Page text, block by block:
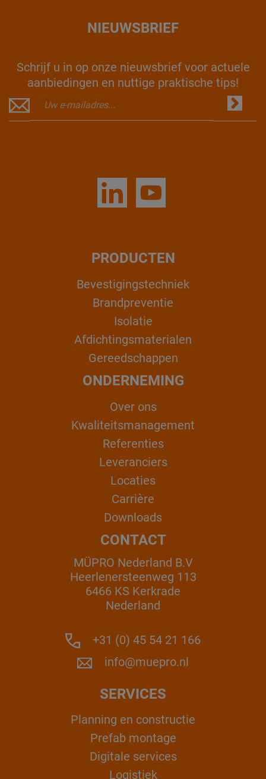
NIEUWSBRIEF
Schrijf u in op onze nieuwsbrief voor actuele
aanbiedingen en nuttige praktische tips!
PRODUCTEN
Bevestigingstechniek
Brandpreventie
Isolatie
Afdichtingsmaterialen
Gereedschappen
ONDERNEMING
Over ons
Kwaliteitsmanagement
Referenties
Leveranciers
Locaties
Carrière
Downloads
CONTACT
MÜPRO Nederland B.V
Heerlenersteenweg 113
6466 KS Kerkrade
Nederland
+31 (0) 45 54 21 166
info@muepro.nl
SERVICES
Planning en constructie
Prefab montage
Digitale services
Logistiek